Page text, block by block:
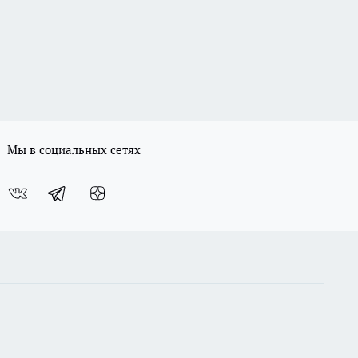
Мы в социальных сетях